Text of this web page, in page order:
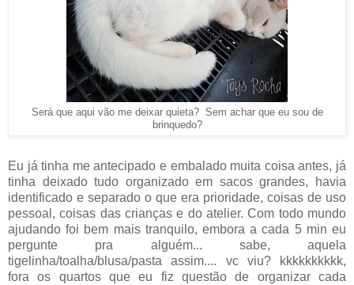
Será que aqui vão me deixar quieta? Sem achar que eu sou de
brinquedo?
Eu já tinha me antecipado e embalado muita coisa antes, já
tinha deixado tudo organizado em sacos grandes, havia
identificado e separado o que era prioridade, coisas de uso
pessoal, coisas das crianças e do atelier. Com todo mundo
ajudando foi bem mais tranquilo, embora a cada 5 min eu
pergunte pra alguém... sabe, aquela
tigelinha/toalha/blusa/pasta assim.... vc viu? kkkkkkkkkk,
fora os quartos que eu fiz questão de organizar cada